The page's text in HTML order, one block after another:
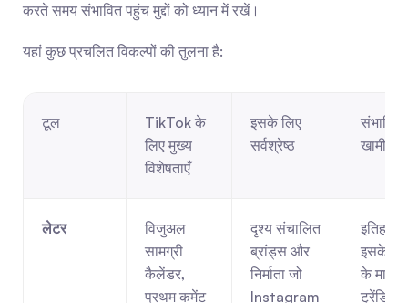
करते समय संभावित पहुंच मुद्दों को ध्यान में रखें।
यहां कुछ प्रचलित विकल्पों की तुलना है:
टूल
TikTok के
लिए मुख्य
विशेषताएँ
इसके लिए
सर्वश्रेष्ठ
संभावित
खामी
लेटर
विजुअल
सामग्री
कैलेंडर,
प्रथम कमेंट
दृश्य संचालित
ब्रांड्स और
निर्माता जो
Instagram
इतिहास
इसके
के
ट्रेंडिंग